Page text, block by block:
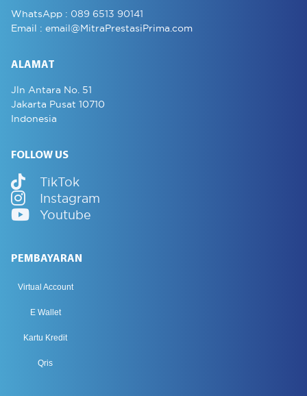
WhatsApp : 089 6513 90141
Email : email@MitraPrestasiPrima.com
ALAMAT
Jln Antara No. 51
Jakarta Pusat 10710
Indonesia
FOLLOW US
TikTok
Instagram
Youtube
PEMBAYARAN
Virtual Account
E Wallet
Kartu Kredit
Qris